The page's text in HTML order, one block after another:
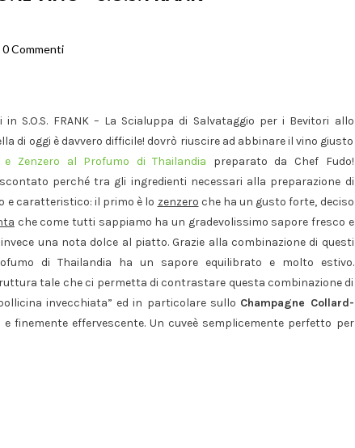
0 Commenti
S.O.S. FRANK – La Scialuppa di Salvataggio per i Bevitori allo
di oggi è davvero difficile! dovrò riuscire ad abbinare il vino giusto
e Zenzero al Profumo di Thailandia preparato da Chef Fudo!
perché tra gli ingredienti necessari alla preparazione di
e caratteristico: il primo è lo zenzero che ha un gusto forte, deciso
che come tutti sappiamo ha un gradevolissimo sapore fresco e
una nota dolce al piatto. Grazie alla combinazione di questi
di Thailandia ha un sapore equilibrato e molto estivo.
tale che ci permetta di contrastare questa combinazione di
invecchiata” ed in particolare sullo Champagne Collard-
finemente effervescente. Un cuveè semplicemente perfetto per